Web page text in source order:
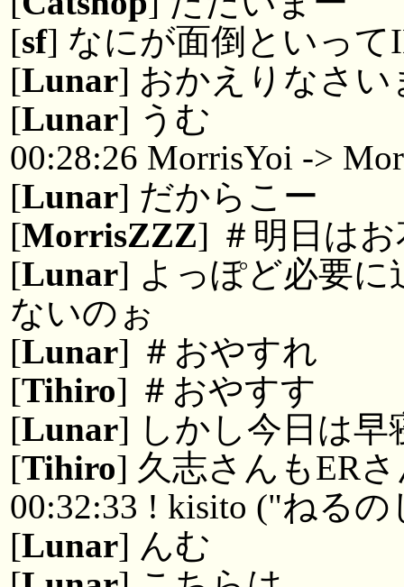
[sf] なにが面倒といって
[Lunar] おかえりなさい
[Lunar] うむ
00:28:26 MorrisYoi ->
[Lunar] だからこー
[MorrisZZZ] ＃明日は
[Lunar] よっぽど必要に
ないのぉ
[Lunar] ＃おやすれ
[Tihiro] ＃おやすす
[Lunar] しかし今日は早
[Tihiro] 久志さんもER
00:32:33 ! kisito ("ねる
[Lunar] んむ